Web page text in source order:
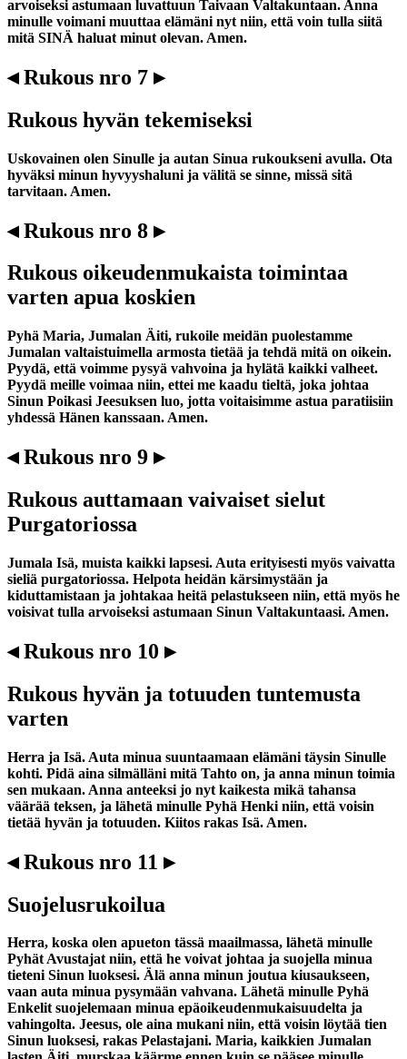
arvoiseksi astumaan luvattuun Taivaan Valtakuntaan. Anna
minulle voimani muuttaa elämäni nyt niin, että voin tulla siitä
mitä SINÄ haluat minut olevan. Amen.
◂ Rukous nro 7 ▸
Rukous hyvän tekemiseksi
Uskovainen olen Sinulle ja autan Sinua rukoukseni avulla. Ota
hyväksi minun hyvyyshaluni ja välitä se sinne, missä sitä
tarvitaan. Amen.
◂ Rukous nro 8 ▸
Rukous oikeudenmukaista toimintaa
varten apua koskien
Pyhä Maria, Jumalan Äiti, rukoile meidän puolestamme
Jumalan valtaistuimella armosta tietää ja tehdä mitä on oikein.
Pyydä, että voimme pysyä vahvoina ja hylätä kaikki valheet.
Pyydä meille voimaa niin, ettei me kaadu tieltä, joka johtaa
Sinun Poikasi Jeesuksen luo, jotta voitaisimme astua paratiisiin
yhdessä Hänen kanssaan. Amen.
◂ Rukous nro 9 ▸
Rukous auttamaan vaivaiset sielut
Purgatoriossa
Jumala Isä, muista kaikki lapsesi. Auta erityisesti myös vaivatta
sieliä purgatoriossa. Helpota heidän kärsimystään ja
kiduttamistaan ja johtakaa heitä pelastukseen niin, että myös he
voisivat tulla arvoiseksi astumaan Sinun Valtakuntaasi. Amen.
◂ Rukous nro 10 ▸
Rukous hyvän ja totuuden tuntemusta
varten
Herra ja Isä. Auta minua suuntaamaan elämäni täysin Sinulle
kohti. Pidä aina silmälläni mitä Tahto on, ja anna minun toimia
sen mukaan. Anna anteeksi jo nyt kaikesta mikä tahansa
väärää teksen, ja lähetä minulle Pyhä Henki niin, että voisin
tietää hyvän ja totuuden. Kiitos rakas Isä. Amen.
◂ Rukous nro 11 ▸
Suojelusrukoilua
Herra, koska olen apueton tässä maailmassa, lähetä minulle
Pyhät Avustajat niin, että he voivat johtaa ja suojella minua
tieteni Sinun luoksesi. Älä anna minun joutua kiusaukseen,
vaan auta minua pysymään vahvana. Lähetä minulle Pyhä
Enkelit suojelemaan minua epäoikeudenmukaisuudelta ja
vahingolta. Jeesus, ole aina mukani niin, että voisin löytää tien
Sinun luoksesi, rakas Pelastajani. Maria, kaikkien Jumalan